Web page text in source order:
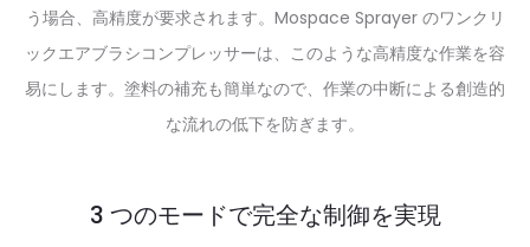
う場合、高精度が要求されます。Mospace Sprayer のワンクリ
ックエアブラシコンプレッサーは、このような高精度な作業を容
易にします。塗料の補充も簡単なので、作業の中断による創造的
な流れの低下を防ぎます。
3 つのモードで完全な制御を実現